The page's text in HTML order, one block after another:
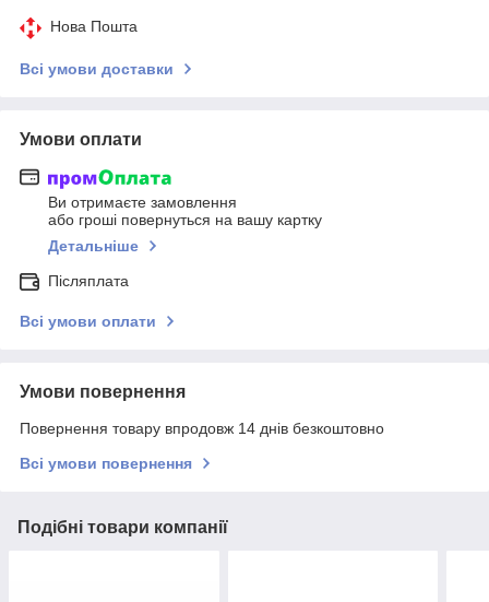
Нова Пошта
Всі умови доставки
Умови оплати
Ви отримаєте замовлення
або гроші повернуться на вашу картку
Детальніше
Післяплата
Всі умови оплати
Умови повернення
Повернення товару впродовж 14 днів безкоштовно
Всі умови повернення
Подібні товари компанії